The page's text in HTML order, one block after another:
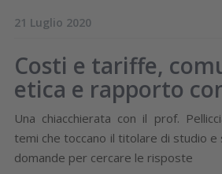
21 Luglio 2020
Costi e tariffe,
etica e rapporto
Una chiacchierata con il prof.
temi che toccano il titolare di studio
domande per cercare le risposte